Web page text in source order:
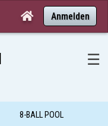
 Anmelden
☰
8-BALL POOL